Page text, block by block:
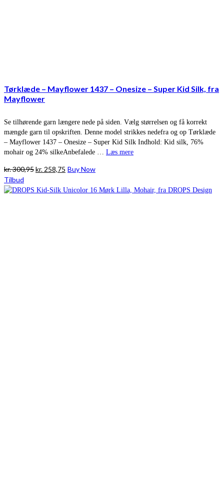
Tørklæde – Mayflower 1437 – Onesize – Super Kid Silk, fra
Mayflower
Se tilhørende garn længere nede på siden. Vælg størrelsen og få korrekt
mængde garn til opskriften. Denne model strikkes nedefra og op Tørklæde
– Mayflower 1437 – Onesize – Super Kid Silk Indhold: Kid silk, 76%
mohair og 24% silkeAnbefalede … Læs mere
kr.300,95Den
pris
kr. 258,75 Den
pris
Buy Now
Tilbud